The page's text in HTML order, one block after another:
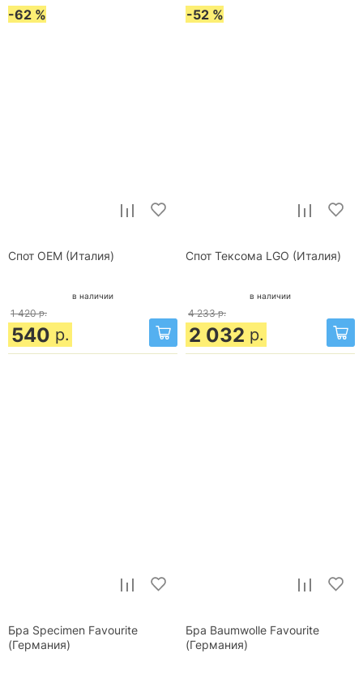
-62 %
Спот OEM (Италия)
в наличии
1 420 р.
540 р.
-52 %
Спот Тексома LGO (Италия)
в наличии
4 233 р.
2 032 р.
Бра Specimen Favourite
(Германия)
Бра Baumwolle Favourite
(Германия)